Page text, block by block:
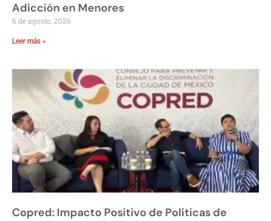
Adicción en Menores
6 de agosto, 2026
Leer más »
Copred: Impacto Positivo de Políticas de